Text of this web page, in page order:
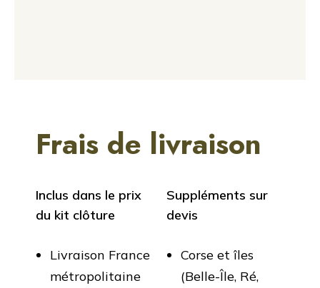
Frais de livraison
Inclus dans le prix
du kit clôture
Livraison France
métropolitaine
Suppléments sur
devis
Corse et îles
(Belle-Île, Ré,